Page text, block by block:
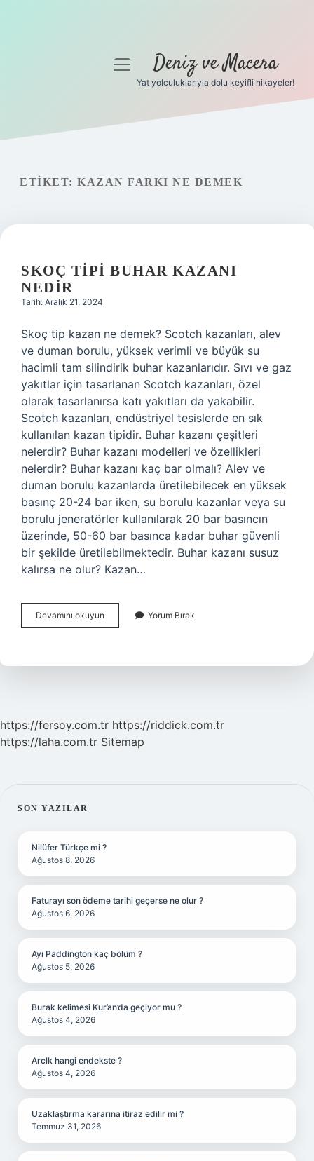
Gizlilik Politikası
menüyüDeniz ve Macera
Yat yolculuklarıyla dolu keyifli hikayeler!
ETIKET: KAZAN FARKI NE DEMEK
SKOÇ TIPI BUHAR KAZANI
NEDIR
Tarih: Aralık 21, 2024
Skoç tip kazan ne demek? Scotch kazanları, alev
ve duman borulu, yüksek verimli ve büyük su
hacimli tam silindirik buhar kazanlarıdır. Sıvı ve gaz
yakıtlar için tasarlanan Scotch kazanları, özel
olarak tasarlanırsa katı yakıtları da yakabilir.
Scotch kazanları, endüstriyel tesislerde en sık
kullanılan kazan tipidir. Buhar kazanı çeşitleri
nelerdir? Buhar kazanı modelleri ve özellikleri
nelerdir? Buhar kazanı kaç bar olmalı? Alev ve
duman borulu kazanlarda üretilebilecek en yüksek
basınç 20-24 bar iken, su borulu kazanlar veya su
borulu jeneratörler kullanılarak 20 bar basıncın
üzerinde, 50-60 bar basınca kadar buhar güvenli
bir şekilde üretilebilmektedir. Buhar kazanı susuz
kalırsa ne olur? Kazan…
Devamını okuyun
Tipi
Nedir
Yorum Bırak
https://fersoy.com.tr https://riddick.com.tr
https://laha.com.tr Sitemap
SIDEBAR
SON YAZILAR
Nilüfer Türkçe mi ?
Ağustos 8, 2026
Faturayı son ödeme tarihi geçerse ne olur ?
Ağustos 6, 2026
Ayı Paddington kaç bölüm ?
Ağustos 5, 2026
Burak kelimesi Kur’an’da geçiyor mu ?
Ağustos 4, 2026
Arclk hangi endekste ?
Ağustos 4, 2026
Uzaklaştırma kararına itiraz edilir mi ?
Temmuz 31, 2026